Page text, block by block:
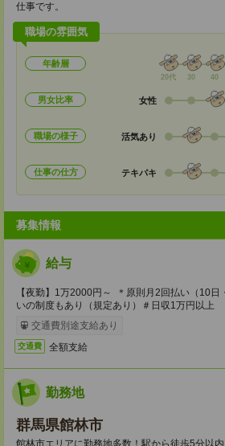
仕事です。
職場の雰囲気
年齢層
20代 30 40
男女比率 女性
職場の様子 活気あり
仕事の仕方 テキパキ
募集情報
給与
【夜勤】1万2000円～ ＊原則月2回払い（10
いの制度もあり（規定あり）＃日収1万円以上
交通費別途支給あり
交通費 全額支給
勤務地
群馬県館林市
館林市エリアに勤務地多数！駅から徒歩5分以内